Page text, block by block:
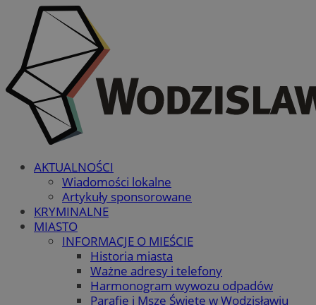
AKTUALNOŚCI
Wiadomości lokalne
Artykuły sponsorowane
KRYMINALNE
MIASTO
INFORMACJE O MIEŚCIE
Historia miasta
Ważne adresy i telefony
Harmonogram wywozu odpadów
Parafie i Msze Święte w Wodzisławiu